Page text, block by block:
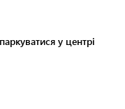
у центрі